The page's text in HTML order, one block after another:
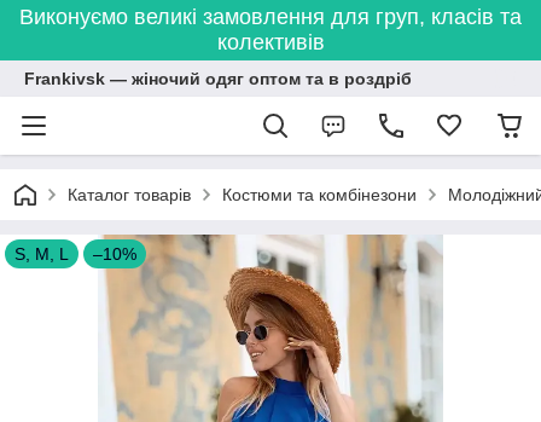
Виконуємо великі замовлення для груп, класів та
колективів
Frankivsk — жіночий одяг оптом та в роздріб
Каталог товарів Костюми та комбінезони
S, M, L –10%